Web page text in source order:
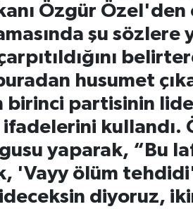
Özgür
şu sözlere
husumet
birinci partisinin
kullandı.
yaparak, “Bu
'Vayy ölüm
diyoruz,